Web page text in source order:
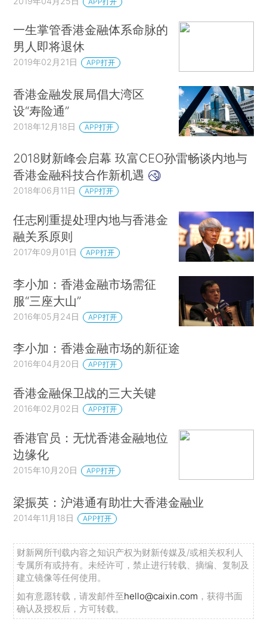
一生掌管香港金融体系命脉的
男人即将退休
2019年02月21日 APP打开
香港金融发展局倡大湾区
设“寿险通”
2018年12月18日 APP打开
2018财新峰会启幕 玖富CEO孙雷畅谈内地与
香港金融科技合作新机遇
2018年06月11日 APP打开
任志刚重提处理内地与香港金
融关系原则
2017年09月01日 APP打开
李小加：香港金融市场需征
服“三座大山”
2016年05月24日 APP打开
李小加：香港金融市场的新征途
2016年04月20日 APP打开
香港金融保卫战的三大关键
2016年02月02日 APP打开
香港官员：无忧香港金融地位
边缘化
2015年10月20日 APP打开
梁振英：沪港通有助壮大香港金融业
2014年11月18日 APP打开
财新网所刊载内容之知识产权为财新传媒及/或相关权利人
专属所有或持有。未经许可，禁止进行转载、摘编、复制及
建立镜像等任何使用。
如有意愿转载，请发邮件至hello@caixin.com ，获得书面
确认及授权后，方可转载。